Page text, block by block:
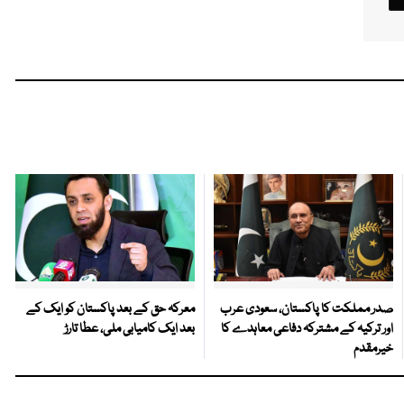
صدر مملکت کا پاکستان، سعودی عرب
اور ترکیہ کے مشترکہ دفاعی معاہدے کا
خیرمقدم
معرکہ حق کے بعد پاکستان کو ایک کے
بعد ایک کامیابی ملی، عطا تارڑ